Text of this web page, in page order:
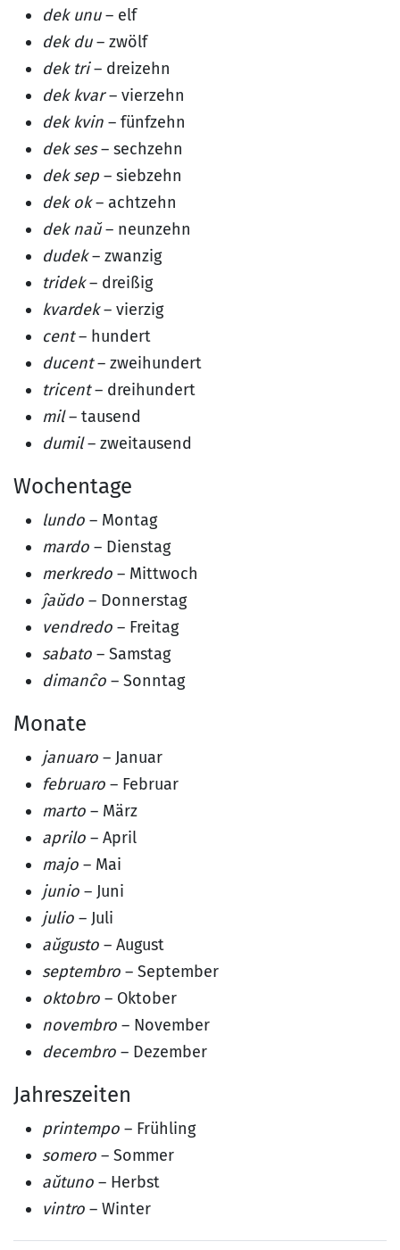
dek unu– elf
dek du– zwölf
dek tri– dreizehn
dek kvar– vierzehn
dek kvin – fünfzehn
dek ses– sechzehn
dek sep – siebzehn
dek ok– achtzehn
dek naŭ– neunzehn
dudek– zwanzig
tridek– dreißig
kvardek– vierzig
cent– hundert
ducent– zweihundert
tricent– dreihundert
mil– tausend
dumil– zweitausend
Wochentage
lundo – Montag
mardo – Dienstag
merkredo – Mittwoch
ĵaŭdo – Donnerstag
vendredo – Freitag
sabato – Samstag
dimanĉo – Sonntag
Monate
januaro – Januar
februaro – Februar
marto – März
aprilo – April
majo – Mai
junio – Juni
julio – Juli
aŭgusto – August
septembro – September
oktobro – Oktober
novembro – November
decembro – Dezember
Jahreszeiten
printempo – Frühling
somero – Sommer
aŭtuno – Herbst
vintro – Winter